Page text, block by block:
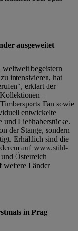
ausgeweitet
begeistern
intensivieren, hat
erklärt der
–
Fan sowie
entwickelte
und Liebhaberstücke.
der Stange, sondern
Erhältlich sind die
auf www.stihl-
Österreich
weitere Länder
in Prag